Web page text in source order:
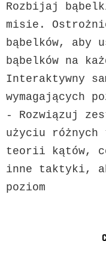
Rozbijaj
misie.
bąbelków, aby
bąbelków na
Interaktywny
wymagających
- Rozwiązuj
użyciu
teorii kątów,
inne taktyki,
poziom